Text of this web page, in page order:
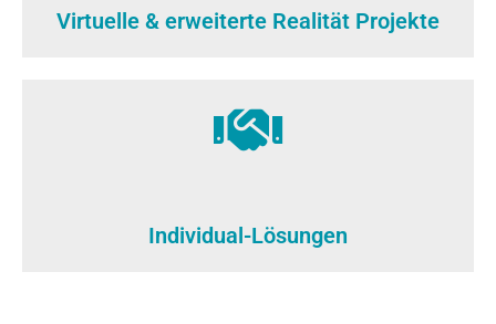
Virtuelle & erweiterte Realität Projekte
Individual-Lösungen